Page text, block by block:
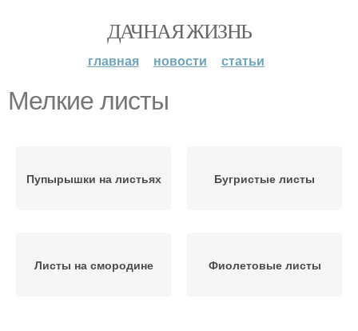
ДАЧНАЯ ЖИЗНЬ
главная новости статьи
Мелкие листы
Пупырышки на листьях Бугристые листы
Листы на смородине Фиолетовые листы